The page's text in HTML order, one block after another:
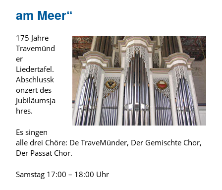
am Meer“
175 Jahre
Travemünd
er
Liedertafel.
Abschlussk
onzert des
Jubiläumsja
hres.
Es singen
alle drei Chöre: De TraveMünder, Der Gemischte Chor,
Der Passat Chor.
Samstag 17:00 – 18:00 Uhr